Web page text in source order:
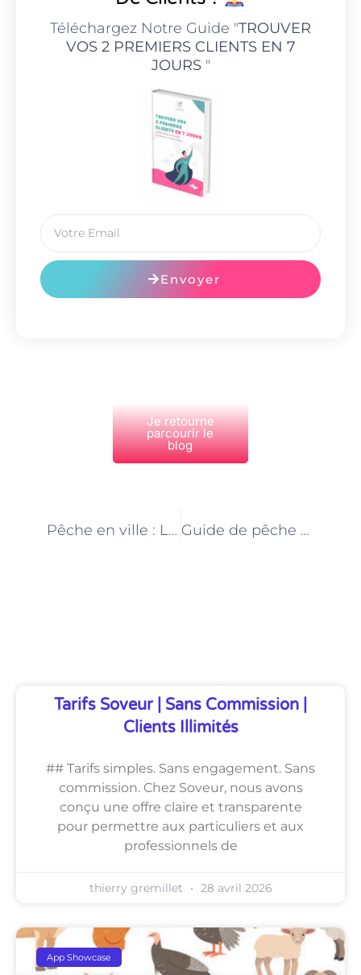
Téléchargez Notre Guide "TROUVER
VOS 2 PREMIERS CLIENTS EN 7
JOURS"
Envoyer
Je retourne
parcourir le
blog
Pêche en ville : Les guides parisiens vous initient à cette pratique passionnée Guide de pêche à Paris : Les compétences requises pour exercer ce métier passionné
Tarifs Soveur | Sans Commission |
Clients Illimités
## Tarifs simples. Sans engagement. Sans
commission. Chez Soveur, nous avons
conçu une offre claire et transparente
pour permettre aux particuliers et aux
professionnels de
thierry gremillet 28 avril 2026
App Showcase